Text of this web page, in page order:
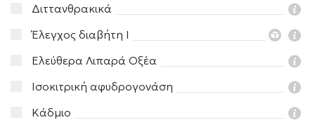
Διττανθρακικά
Έλεγχος διαβήτη I
Ελεύθερα Λιπαρά Οξέα
Ισοκιτρική αφυδρογονάση
Κάδμιο